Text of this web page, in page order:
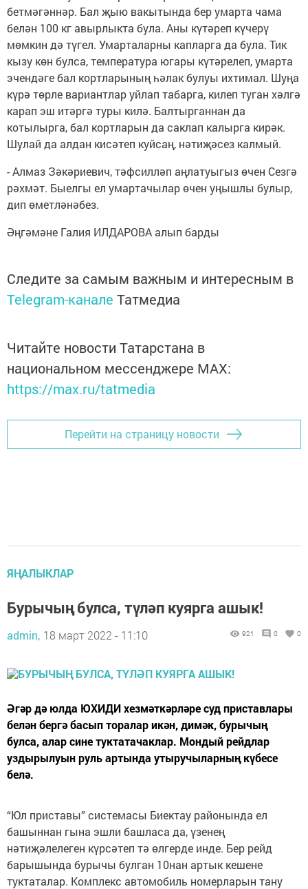
бетмәгәннәр. Бал җыю вакытында бер умарта чама
белән 100 кг авырлыкта була. Аны күтәреп күчерү
мөмкин дә түгел. Умарталарны капларга да була. Тик
кызу көн булса, температура югары күтәрелеп, умарта
эчендәге бал кортларының һәлак булуы ихтимал. Шуңа
күрә төрле вариантлар уйлап табарга, килеп туган хәлгә
карап эш итәргә туры килә. Балтырганнан да
котылырга, бал кортларын да саклап калырга кирәк.
Шулай да алдан кисәтеп куйсаң, нәтиҗәсез калмый.
- Алмаз Зәкәриевич, тәфсилләп аңлатуыгыз өчен Сезгә
рәхмәт. Быелгы ел умартачылар өчен уңышлы булыр,
дип өметләнәбез.
Әңгәмәне Галия ИЛДАРОВА алып барды
Следите за самым важным и интересным в
Telegram-канале Татмедиа
Читайте новости Татарстана в
национальном мессенджере MАХ:
https://max.ru/tatmedia
Перейти на страницу новости
ЯҢАЛЫКЛАР
Бурычың булса, түләп куярга ашык!
admin, 18 март 2022 - 11:10 921 0 0
Әгәр дә юлда ЮХИДИ хезмәткәрләре суд приставлары
белән бергә басып торалар икән, димәк, бурычың
булса, алар сине туктатачаклар. Мондый рейдлар
уздырылуын руль артында утыручыларның күбесе
белә.
“Юл приставы” системасы Биектау районында ел
башыннан гына эшли башласа да, үзенең
нәтиҗәлелеген күрсәтеп тә өлгерде инде. Бер рейд
барышында бурычы булган 10нан артык кешене
туктаталар. Комплекс автомобиль номерларын тану